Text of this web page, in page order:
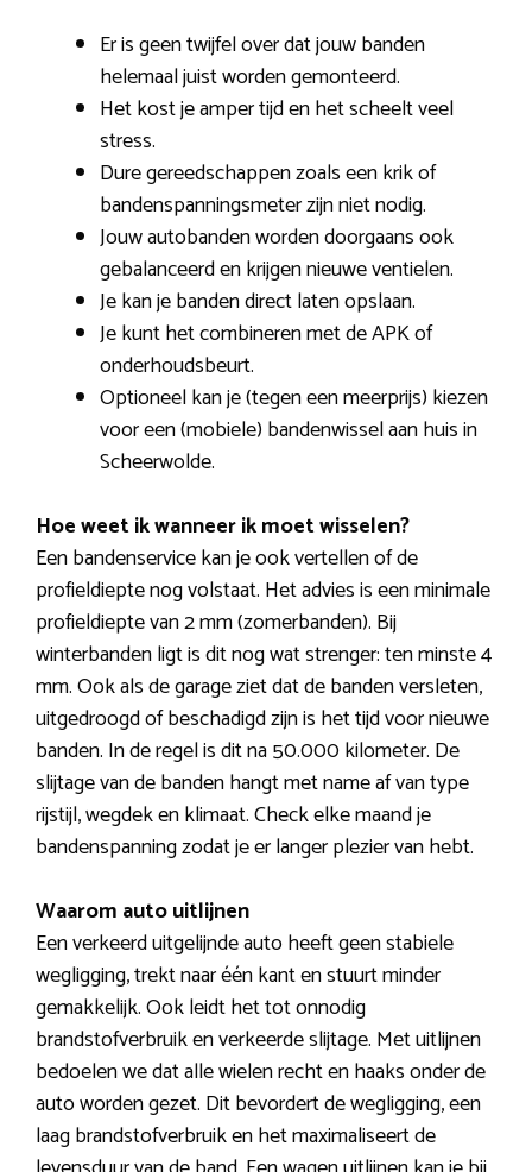
Er is geen twijfel over dat jouw banden
helemaal juist worden gemonteerd.
Het kost je amper tijd en het scheelt veel
stress.
Dure gereedschappen zoals een krik of
bandenspanningsmeter zijn niet nodig.
Jouw autobanden worden doorgaans ook
gebalanceerd en krijgen nieuwe ventielen.
Je kan je banden direct laten opslaan.
Je kunt het combineren met de APK of
onderhoudsbeurt.
Optioneel kan je (tegen een meerprijs) kiezen
voor een (mobiele) bandenwissel aan huis in
Scheerwolde.
Hoe weet ik wanneer ik moet wisselen?
Een bandenservice kan je ook vertellen of de
profieldiepte nog volstaat. Het advies is een minimale
profieldiepte van 2 mm (zomerbanden). Bij
winterbanden ligt is dit nog wat strenger: ten minste 4
mm. Ook als de garage ziet dat de banden versleten,
uitgedroogd of beschadigd zijn is het tijd voor nieuwe
banden. In de regel is dit na 50.000 kilometer. De
slijtage van de banden hangt met name af van type
rijstijl, wegdek en klimaat. Check elke maand je
bandenspanning zodat je er langer plezier van hebt.
Waarom auto uitlijnen
Een verkeerd uitgelijnde auto heeft geen stabiele
wegligging, trekt naar één kant en stuurt minder
gemakkelijk. Ook leidt het tot onnodig
brandstofverbruik en verkeerde slijtage. Met uitlijnen
bedoelen we dat alle wielen recht en haaks onder de
auto worden gezet. Dit bevordert de wegligging, een
laag brandstofverbruik en het maximaliseert de